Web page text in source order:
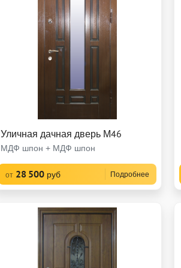
Уличная дачная дверь М46
МДФ шпон + МДФ шпон
от 28 500 руб Подробнее